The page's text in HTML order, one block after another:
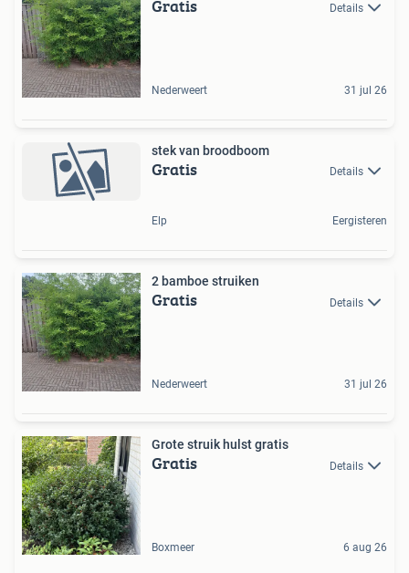
Gratis Details
Nederweert 31 jul 26
stek van broodboom
Gratis Details
Elp Eergisteren
2 bamboe struiken
Gratis Details
Nederweert 31 jul 26
Grote struik hulst gratis
Gratis Details
Boxmeer 6 aug 26